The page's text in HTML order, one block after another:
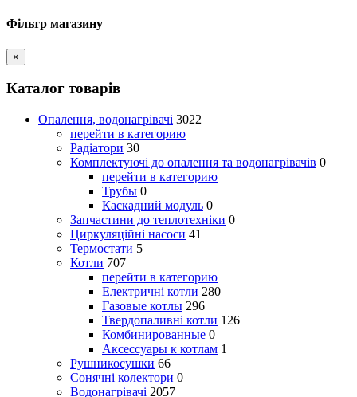
Фільтр магазину
×
Каталог товарів
Опалення, водонагрівачі 3022
перейти в категорию
Радіатори 30
Комплектуючі до опалення та водонагрівачів 0
перейти в категорию
Трубы 0
Каскадний модуль 0
Запчастини до теплотехніки 0
Циркуляційні насоси 41
Термостати 5
Котли 707
перейти в категорию
Електричні котли 280
Газовые котлы 296
Твердопаливні котли 126
Комбинированные 0
Аксессуары к котлам 1
Рушникосушки 66
Сонячні колектори 0
Водонагрівачі 2057